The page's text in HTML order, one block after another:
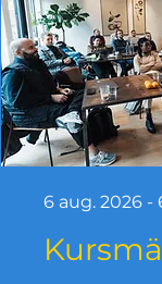
6 aug. 2026 -